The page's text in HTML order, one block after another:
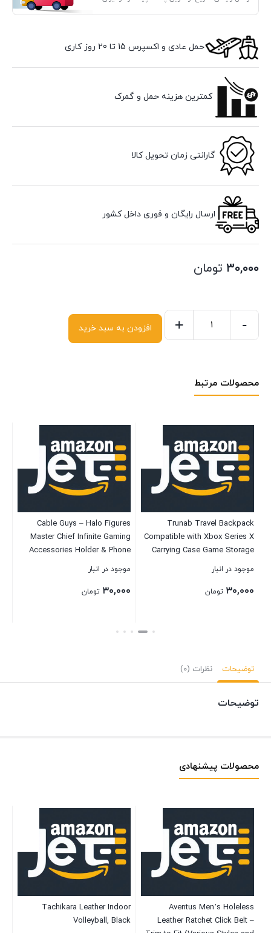
حمل عادی و اکسپرس 15 تا 20 روز کاری
کمترین هزینه حمل و گمرک
گارانتی زمان تحویل کالا
ارسال رایگان و فوری داخل کشور
۳۰,۰۰۰ تومان
-
+ افزودن به سبد خرید
محصولات مرتبط
Trunab Travel Backpack
Compatible with Xbox Series X
Carrying Case Game Storage
Bag with Inner Divider for Xbox
for 15.6” Laptop and Other
موجود در انبار
۳۰,۰۰۰ تومان
Cable Guys – Halo Figures
Master Chief Infinite Gaming
Accessories Holder & Phone
Holder for Most Controller
Switch)
موجود در انبار
۳۰,۰۰۰ تومان
بستن
توضیحات نظرات (0)
توضیحات
محصولات پیشنهادی
Aventus Men’s Holeless
Leather Ratchet Click Belt –
Tachikara Leather Indoor
Volleyball, Black